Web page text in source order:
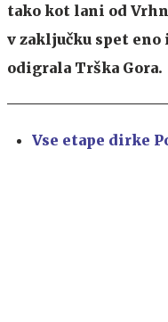
tako kot lani od
v zaključku spet
odigrala Trška Gora.
Vse etape dirke